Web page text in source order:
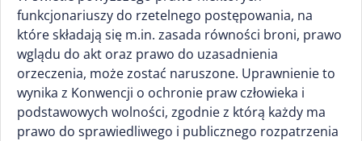
funkcjonariuszy do rzetelnego postępowania, na
które składają się m.in. zasada równości broni, prawo
wglądu do akt oraz prawo do uzasadnienia
orzeczenia, może zostać naruszone. Uprawnienie to
wynika z Konwencji o ochronie praw człowieka i
podstawowych wolności, zgodnie z którą każdy ma
prawo do sprawiedliwego i publicznego rozpatrzenia